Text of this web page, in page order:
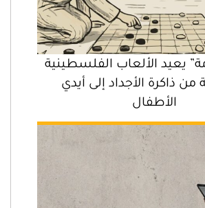
يعيد الألعاب الفلسطينية
من ذاكرة الأجداد إلى أيدي
الأطفال